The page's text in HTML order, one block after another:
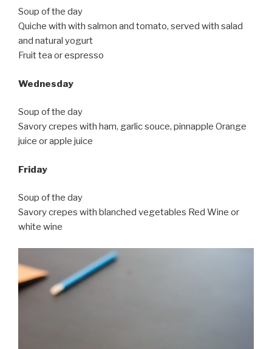
Soup of the day
Quiche with with salmon and tomato, served with salad
and natural yogurt
Fruit tea or espresso
Wednesday
Soup of the day
Savory crepes with ham, garlic souce, pinnapple Orange
juice or apple juice
Friday
Soup of the day
Savory crepes with blanched vegetables Red Wine or
white wine